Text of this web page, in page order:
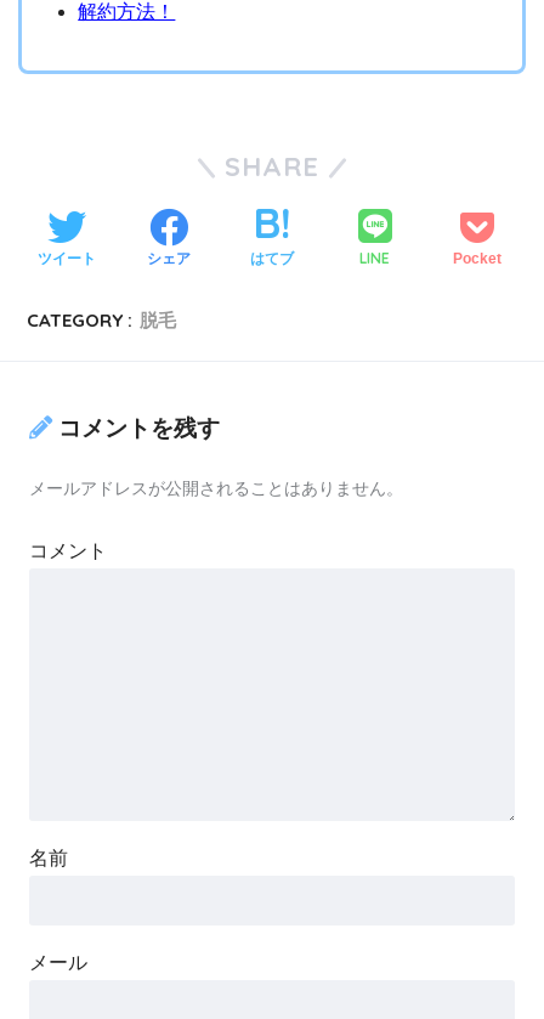
解約方法！
SHARE
ツイート シェア はてブ LINE Pocket
CATEGORY : 脱毛
コメントを残す
メールアドレスが公開されることはありません。
コメント
名前
メール